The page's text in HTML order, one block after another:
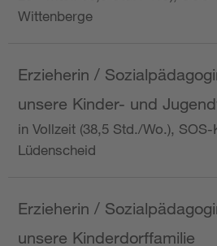
Wittenberge
Erzieherin /
unsere Kinder- und
in Vollzeit (38,5 Std./Wo.),
Lüdenscheid
Erzieherin /
unsere Kinderdorffamilie